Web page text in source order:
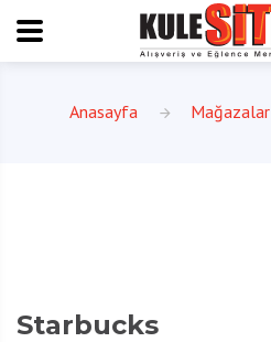
Anasayfa Mağazalar
Starbucks